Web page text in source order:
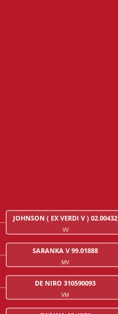
JOHNSON ( EX VERDI V ) 02.00432
VV
SARANKA V 99.01888
MV
DE NIRO 310590093
VM